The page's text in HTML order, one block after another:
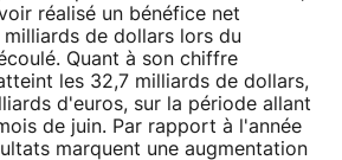
réalisé un bénéfice net
milliards de dollars lors du
Quant à son chiffre
les 32,7 milliards de dollars,
d'euros, sur la période allant
de juin. Par rapport à l'année
marquent une augmentation